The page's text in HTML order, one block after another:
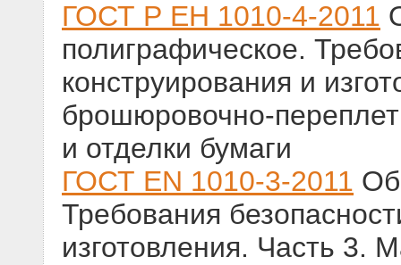
ГОСТ Р ЕН 1010-4-2011
полиграфическое.
конструирования и
брошюровочно-
и отделки бумаги
ГОСТ EN 1010-3-2011
Требования
изготовления. Часть 3.